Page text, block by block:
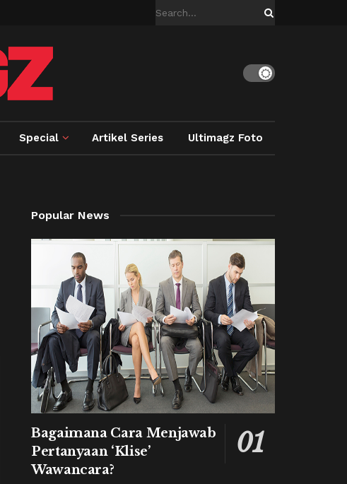
Special Artikel Series Ultimagz Foto
Popular News
Bagaimana Cara Menjawab
Pertanyaan ‘Klise’
Wawancara?